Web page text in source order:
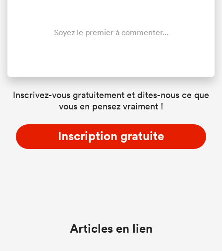
Soyez le premier à commenter...
Inscrivez-vous gratuitement et dites-nous ce que
vous en pensez vraiment !
Inscription gratuite
Articles en lien